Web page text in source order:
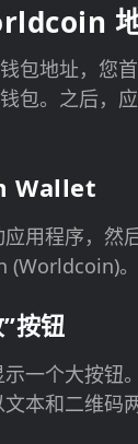
包地址，您
包。之后，
Wallet
用程序，然
。
按钮
示一个大按钮
本和二维码